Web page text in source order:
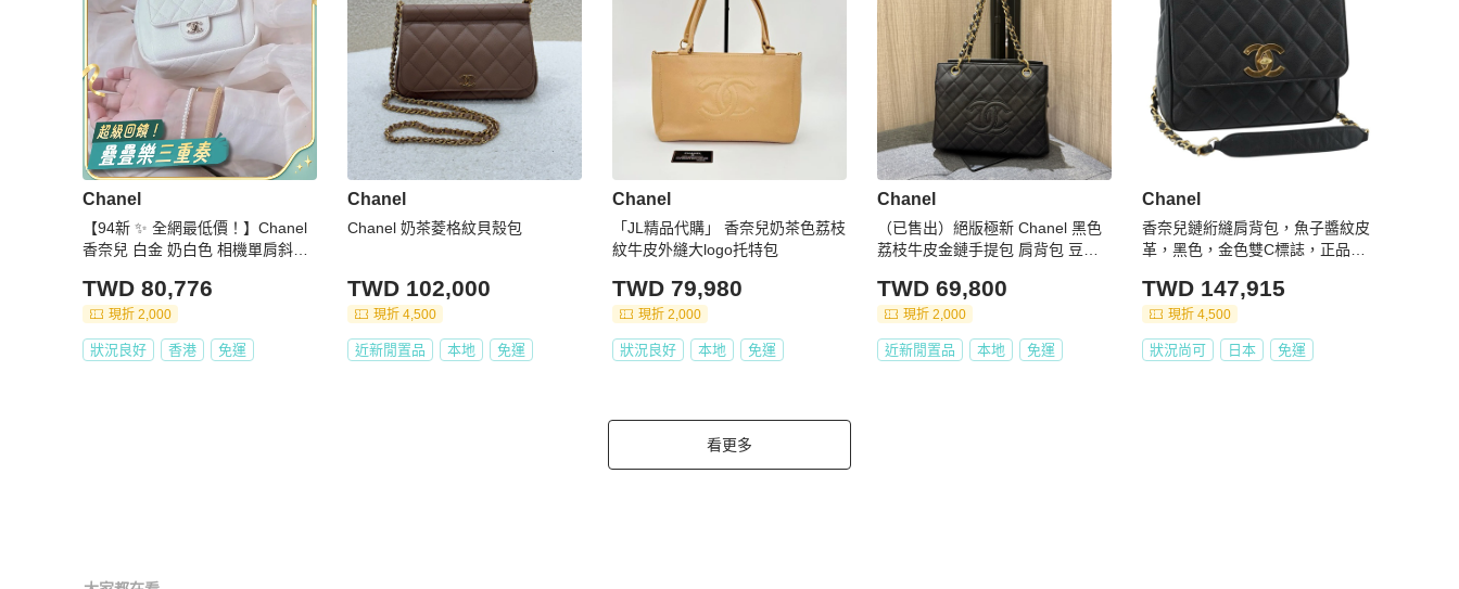
Chanel
【94新 ✨ 全網最低價！】Chanel
香奈兒 白金 奶白色 相機單肩斜挎
TWD 80,776
現折 2,000
狀況良好 香港 免運
Chanel
Chanel 奶茶菱格紋貝殼包
TWD 102,000
現折 4,500
近新閒置品 本地 免運
Chanel
「JL精品代購」 香奈兒奶茶色荔枝
紋牛皮外縫大logo托特包
TWD 79,980
現折 2,000
狀況良好 本地 免運
Chanel
（已售出）絕版極新 Chanel 黑色
荔枝牛皮金鏈手提包 肩背包 豆腐
TWD 69,800
現折 2,000
近新閒置品 本地 免運
Chanel
香奈兒鏈絎縫肩背包，魚子醬紋皮
革，黑色，金色雙C標誌，正品編
TWD 147,915
現折 4,500
狀況尚可 日本 免運
看更多